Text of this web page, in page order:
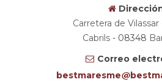
Carretera de
Cabrils- 08348
Correo
bestmaresme